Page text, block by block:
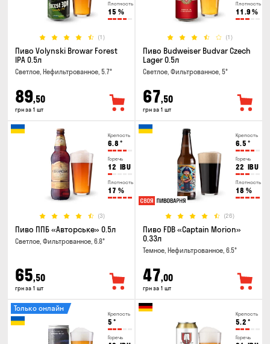
Плотность
15 %
(1)
Пиво Volynski Browar Forest
IPA 0.5л
Светлое, Нефильтрованное, 5.7°
89,50
грн за 1 шт
Плотность
11.9 %
(1)
Пиво Budweiser Budvar Czech
Lager 0.5л
Светлое, Фильтрованное, 5°
67,50
грн за 1 шт
Крепость
6.8 °
Горечь
12 IBU
Плотность
17 %
(3)
Пиво ППБ «Авторське» 0.5л
Светлое, Фильтрованное, 6.8°
65,50
грн за 1 шт
Крепость
6.5 °
Горечь
22 IBU
Плотность
18 %
(26)
Пиво FDB «Captain Morion»
0.33л
Темное, Нефильтрованное, 6.5°
47,00
грн за 1 шт
Крепость
5 °
Горечь
Только онлайн
Крепость
5.2 °
Горечь